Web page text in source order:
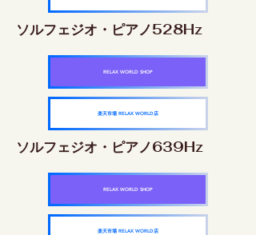
ソルフェジオ・ピアノ528Hz
RELAX WORLD SHOP
楽天市場 RELAX WORLD店
ソルフェジオ・ピアノ639Hz
RELAX WORLD SHOP
楽天市場 RELAX WORLD店